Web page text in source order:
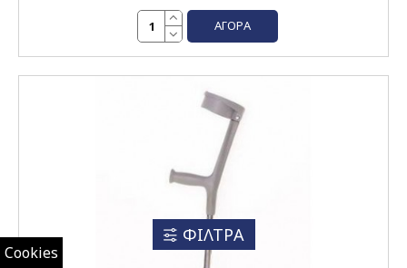
Cookies
ΑΓΟΡΆ
ΦΙΛΤΡΑ